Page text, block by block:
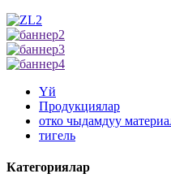
Үй
Продукциялар
отко чыдамдуу
тигель
Категориялар